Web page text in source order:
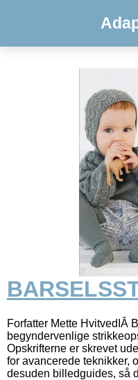
Forfatter Mette HvitvedIÂ
begyndervenlige
Opskrifterne er skrevet
for avancerede teknikker,
desuden billedguides, så